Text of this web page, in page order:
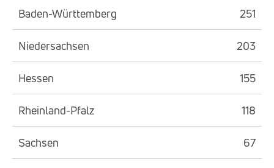
Baden-Württemberg 251
Niedersachsen 203
Hessen 155
Rheinland-Pfalz 118
Sachsen 67